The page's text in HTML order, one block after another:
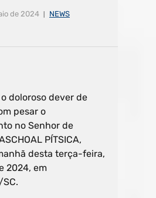
de 2024 NEWS
doloroso dever de
pesar o
no Senhor de
PÍTSICA,
desta terça-feira,
2024, em